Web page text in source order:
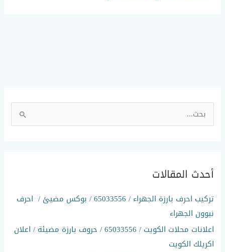
ل
ث
ن
:
أحدث المقالات
تركيب احرف بارزة الجهراء / 65033556 / بوكس مضيئ / احرف
نيوون الجهراء
اعلانات محلات الكويت / 65033556 / حروف بارزة مضيئة / اعلان
اكريلك الكويت